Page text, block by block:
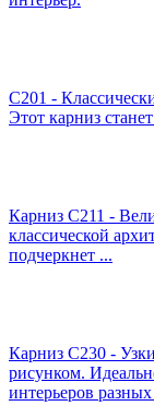
C201 -
Этот карниз
Карниз C211 -
классической
подчеркнет ...
Карниз C230 -
рисунком.
интерьеров